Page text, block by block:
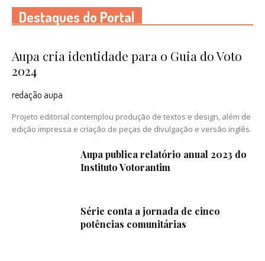
Destaques do Portal
Aupa cria identidade para o Guia do Voto
2024
redação aupa
Projeto editorial contemplou produção de textos e design, além de
edição impressa e criação de peças de divulgação e versão inglês.
Aupa publica relatório anual 2023 do
Instituto Votorantim
Série conta a jornada de cinco
potências comunitárias